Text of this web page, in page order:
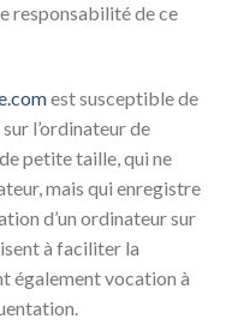
responsabilité de ce
est susceptible de
l’ordinateur de
petite taille, qui ne
mais qui enregistre
d’un ordinateur sur
à faciliter la
également vocation à